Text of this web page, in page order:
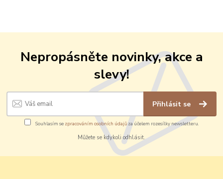
Nepropásněte novinky, akce a
slevy!
Přihlásit se
Souhlasím se zpracováním osobních údajůza účelem rozesílky newsletteru.
Můžete se kdykoli odhlásit.